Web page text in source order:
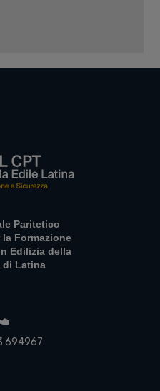
Paritetico
Formazione
Edilizia della
di Latina
694967